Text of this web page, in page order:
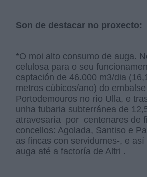
Son de destacar no proxecto:
*O moi alto consumo de auga.
celulosa para o seu
captación de 46.000 m3/dia
metros cúbicos/ano) do
Portodemouros no río Ulla, e
unha tubaria subterránea de
atravesaría por centenares de
concellos: Agolada, Santiso e
as fincas con servidumes-, e
auga até a factoría de Altri .